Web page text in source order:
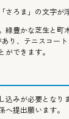
さろま」の文字が
緑豊かな芝生と町
り、テニスコー
できます。
込みが必要となり
提出願います。